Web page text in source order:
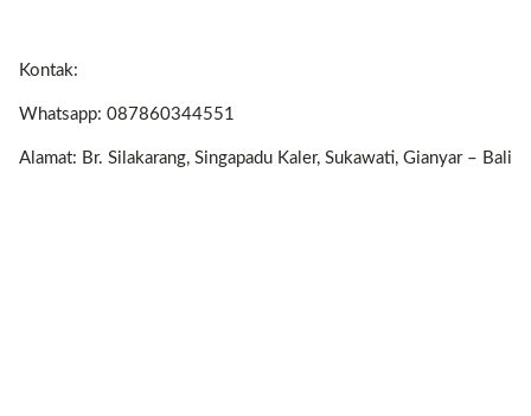
Kontak:
Whatsapp: 087860344551
Alamat: Br. Silakarang, Singapadu Kaler, Sukawati, Gianyar – Bali